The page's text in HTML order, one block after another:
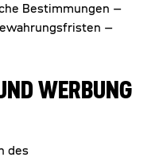
Bestimmungen –
–
WERBUNG
des